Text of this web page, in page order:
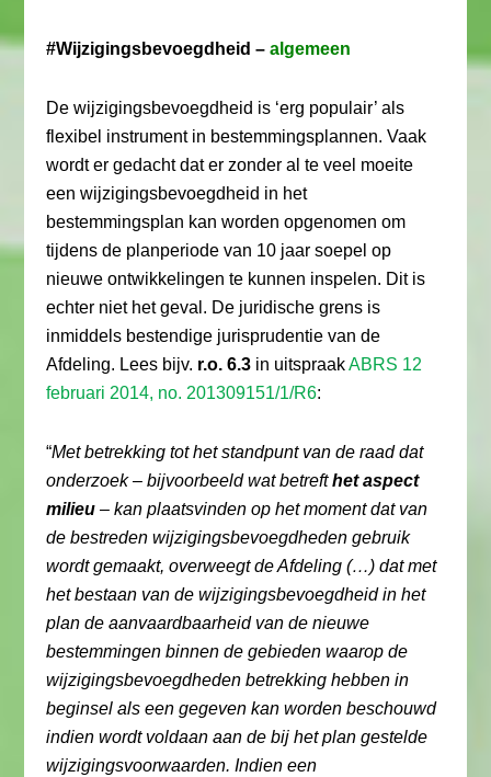
#Wijzigingsbevoegdheid –algemeen
De wijzigingsbevoegdheid is ‘erg populair’ als
flexibel instrument in bestemmingsplannen. Vaak
wordt er gedacht dat er zonder al te veel moeite
een wijzigingsbevoegdheid in het
bestemmingsplan kan worden opgenomen om
tijdens de planperiode van 10 jaar soepel op
nieuwe ontwikkelingen te kunnen inspelen. Dit is
echter niet het geval. De juridische grens is
inmiddels bestendige jurisprudentie van de
Afdeling. Lees bijv. r.o. 6.3 in uitspraakABRS 12
februari 2014, no. 201309151/1/R6:
“Met betrekking tot het standpunt van de raad dat
onderzoek – bijvoorbeeld wat betrefthet aspect
milieu – kan plaatsvinden op het moment dat van
de bestreden wijzigingsbevoegdheden gebruik
wordt gemaakt, overweegt de Afdeling (…) dat met
het bestaan van de wijzigingsbevoegdheid in het
plan de aanvaardbaarheid van de nieuwe
bestemmingen binnen de gebieden waarop de
wijzigingsbevoegdheden betrekking hebben in
beginsel als een gegeven kan worden beschouwd
indien wordt voldaan aan de bij het plan gestelde
wijzigingsvoorwaarden. Indien een